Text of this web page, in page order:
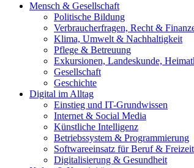
Mensch & Gesellschaft
Politische Bildung
Verbraucherfragen, Recht &
Klima, Umwelt & Nachhaltigkeit
Pflege & Betreuung
Exkursionen, Landeskunde,
Gesellschaft
Geschichte
Digital im Alltag
Einstieg und IT-Grundwissen
Internet & Social Media
Künstliche Intelligenz
Betriebssystem & Programmierung
Softwareeinsatz für Beruf & Freizeit
Digitalisierung & Gesundheit